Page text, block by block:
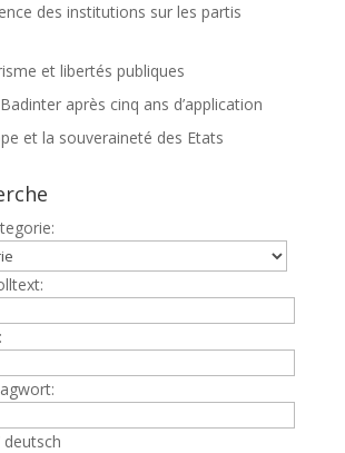
des institutions sur les partis
et libertés publiques
après cinq ans d’application
et la souveraineté des Etats